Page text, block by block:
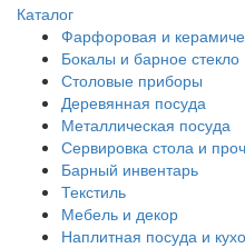
Каталог
Фарфоровая и
Бокалы и барное стекло
Столовые приборы
Деревянная посуда
Металлическая посуда
Сервировка стола и
Барный инвентарь
Текстиль
Мебель и декор
Наплитная посуда и